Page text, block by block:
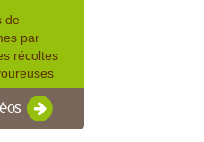
de
par
récoltes